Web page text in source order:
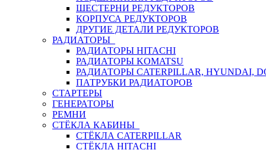
ШЕСТЕРНИ РЕДУКТОРОВ
КОРПУСА РЕДУКТОРОВ
ДРУГИЕ ДЕТАЛИ РЕДУКТОРОВ
РАДИАТОРЫ
РАДИАТОРЫ HITACHI
РАДИАТОРЫ KOMATSU
РАДИАТОРЫ CATERPILLAR, HYUNDAI,
ПАТРУБКИ РАДИАТОРОВ
СТАРТЕРЫ
ГЕНЕРАТОРЫ
РЕМНИ
СТЁКЛА КАБИНЫ
СТЁКЛА CATERPILLAR
СТЁКЛА HITACHI